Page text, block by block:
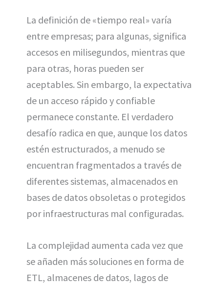
La definición de «tiempo real» varía
entre empresas; para algunas, significa
accesos en milisegundos, mientras que
para otras, horas pueden ser
aceptables. Sin embargo, la expectativa
de un acceso rápido y confiable
permanece constante. El verdadero
desafío radica en que, aunque los datos
estén estructurados, a menudo se
encuentran fragmentados a través de
diferentes sistemas, almacenados en
bases de datos obsoletas o protegidos
por infraestructuras mal configuradas.
La complejidad aumenta cada vez que
se añaden más soluciones en forma de
ETL, almacenes de datos, lagos de